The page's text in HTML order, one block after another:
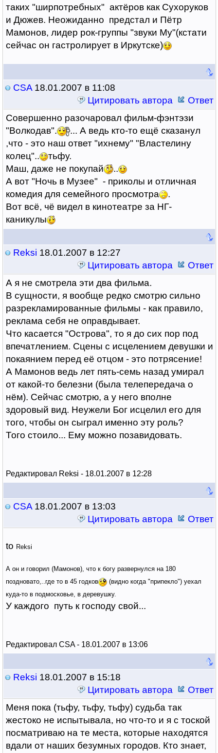
таких "ширпотребных" актёров как Сухоруков
и Дюжев. Неожиданно предстал и Пётр
Мамонов, лидер рок-группы "звуки Му"(кстати
сейчас он гастролирует в Иркутске)
CSA18.01.2007 в 11:08
Цитировать автора
Ответ
Совершенно разочаровал фильм-фэнтэзи
"Волкодав".
... А ведь кто-то ещё сказанул
,что - это наш ответ "ихнему" "Властелину
колец"..
тьфу.
Маш, даже не покупай
..
А вот "Ночь в Музее" - приколы и отличная
комедия для семейного просмотра
.
Вот всё, чё видел в кинотеатре за НГ-
каникулы
Reksi 18.01.2007 в 12:27
Цитировать автора
Ответ
А я не смотрела эти два фильма.
В сущности, я вообще редко смотрю сильно
разрекламированные фильмы - как правило,
реклама себя не оправдывает.
Что касается "Острова", то я до сих пор под
впечатлением. Сцены с исцелением девушки и
покаянием перед её отцом - это потрясение!
А Мамонов ведь лет пять-семь назад умирал
от какой-то белезни (была телепередача о
нём). Сейчас смотрю, а у него вполне
здоровый вид. Неужели Бог исцелил его для
того, чтобы он сыграл именно эту роль?
Того стоило... Ему можно позавидовать.
Редактировал Reksi - 18.01.2007 в 12:28
CSA18.01.2007 в 13:03
Цитировать автора
Ответ
to Reksi
А он и говорил (Мамонов), что к богу развернулся на 180
поздновато,..где то в 45 годков
(видно когда "припекло") уехал
куда-то в подмосковье, в деревушку.
У каждого путь к господу свой...
Редактировал CSA - 18.01.2007 в 13:06
Reksi 18.01.2007 в 15:18
Цитировать автора
Ответ
Меня пока (тьфу, тьфу, тьфу) судьба так
жестоко не испытывала, но что-то и я с тоской
посматриваю на те места, которые находятся
вдали от наших безумных городов. Кто знает,